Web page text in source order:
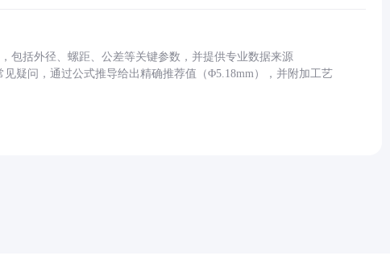
包括外径、螺距、公差等关键参数，并提供专业数据来源
见疑问，通过公式推导给出精确推荐值（Φ5.18mm），并附加工艺